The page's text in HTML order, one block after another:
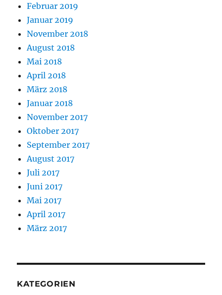
Februar 2019
Januar 2019
November 2018
August 2018
Mai 2018
April 2018
März 2018
Januar 2018
November 2017
Oktober 2017
September 2017
August 2017
Juli 2017
Juni 2017
Mai 2017
April 2017
März 2017
KATEGORIEN